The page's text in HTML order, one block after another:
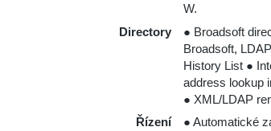
W.
Directory
● Broadsoft
Broadsoft,
History List ●
address lookup
● XML/LDAP
Řízení
● Automatické